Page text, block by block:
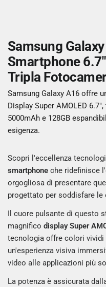
Samsung
Smartphone
Tripla
Samsung Galaxy A16 offre
Display Super AMOLED
5000mAh e 128GB
esigenza.
Scopri l'eccellenza
smartphone che ridefinisce
orgogliosa di presentare
progettato per soddisfare le
Il cuore pulsante di questo
magnificodisplay Super
tecnologia offre colori vividi
un'esperienza visiva
video alle applicazioni più
La potenza è assicurata